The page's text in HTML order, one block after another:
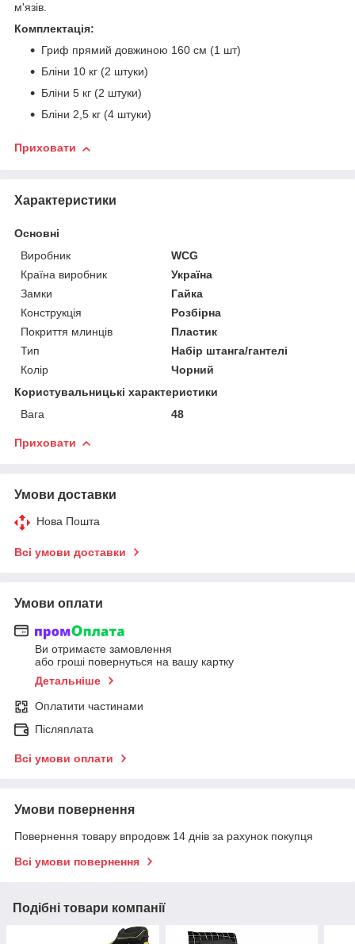
м'язів.
Комплектація:
Гриф прямий довжиною 160 см (1 шт)
Бліни 10 кг (2 штуки)
Бліни 5 кг (2 штуки)
Бліни 2,5 кг (4 штуки)
Приховати
Характеристики
Основні
Виробник
WCG
Країна виробник
Україна
Замки
Гайка
Конструкція
Розбірна
Покриття млинців
Пластик
Тип
Набір штанга/гантелі
Колір
Чорний
Користувальницькі характеристики
Вага
48
Приховати
Умови доставки
Нова Пошта
Всі умови доставки
Умови оплати
Ви отримаєте замовлення
або гроші повернуться на вашу картку
Детальніше
Оплатити частинами
Післяплата
Всі умови оплати
Умови повернення
Повернення товару впродовж 14 днів за рахунок покупця
Всі умови повернення
Подібні товари компанії